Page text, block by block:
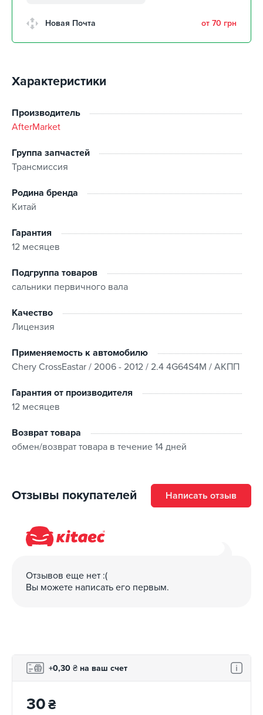
авторынок
г. Киев, ул. Остафия
Новая Почта от 70 грн
Характеристики
Производитель
AfterMarket
Группа запчастей
Трансмиссия
Родина бренда
Китай
Гарантия
12 месяцев
Подгруппа товаров
сальники первичного вала
Качество
Лицензия
Применяемость к автомобилю
Chery CrossEastar / 2006 - 2012 / 2.4 4G64S4M / АКПП
Гарантия от производителя
12 месяцев
Возврат товара
обмен/возврат товара в течение 14 дней
Отзывы покупателей Написать отзыв
Отзывов еще нет :(
Вы можете написать его первым.
+0,30 ₴ на ваш счет
30₴